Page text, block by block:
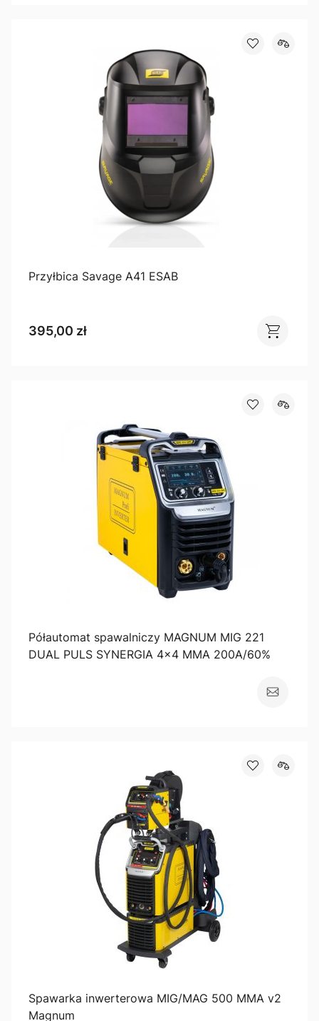
Przyłbica Savage A41 ESAB
395,00 zł
Półautomat spawalniczy MAGNUM MIG 221
DUAL PULS SYNERGIA 4x4 MMA 200A/60%
Spawarka inwerterowa MIG/MAG 500 MMA v2
Magnum